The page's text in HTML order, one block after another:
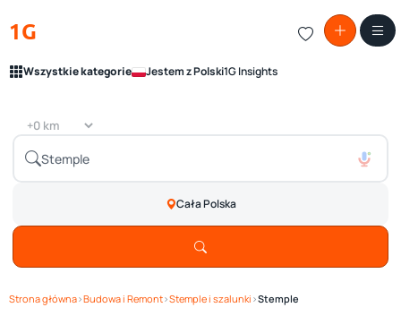
1G
Wszystkie kategorie Jestem z Polski1G Insights
Cała Polska
Strona główna›Budowa i Remont›Stemple i szalunki ›Stemple